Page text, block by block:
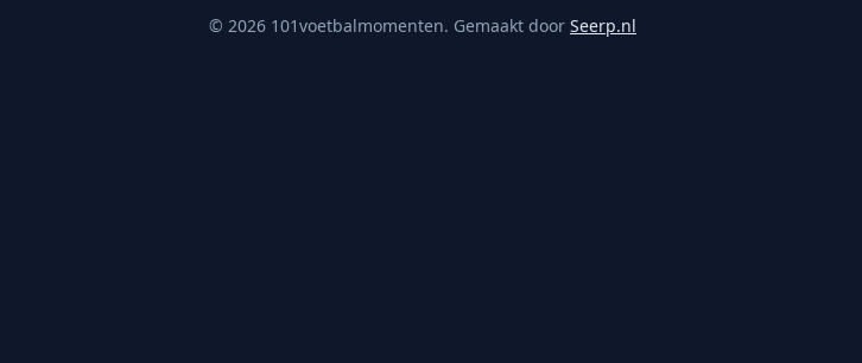
© 2026 101voetbalmomenten. Gemaakt door Seerp.nl